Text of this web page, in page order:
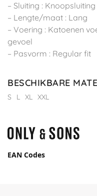
– Sluiting : Knoopsluiting
– Lengte/maat : Lang
– Voering : Katoenen
gevoel
– Pasvorm : Regular fit
BESCHIKBARE
S L XL XXL
EAN Codes